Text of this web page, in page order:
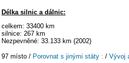
Délka silnic a dálnic:
celkem: 33400 km
silnice: 267 km
Nezpevněné: 33.133 km (2002)
97 místo / Porovnat s jinými státy : / Vývoj